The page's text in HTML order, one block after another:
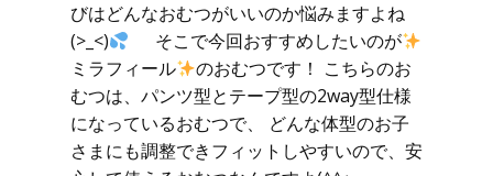
びはどんなおむつがいいのか悩みますよね
(>_<)
そこで今回おすすめしたいのが
ミラフィール
のおむつです！ こちらのお
むつは、パンツ型とテープ型の2way型仕様
になっているおむつで、 どんな体型のお子
さまにも調整できフィットしやすいので、安